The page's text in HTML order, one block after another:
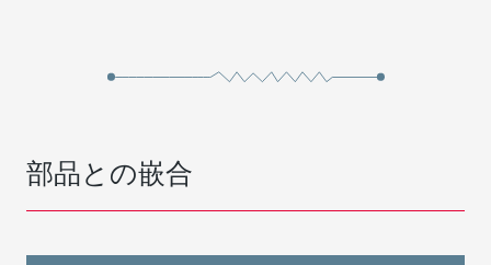
部品との嵌合